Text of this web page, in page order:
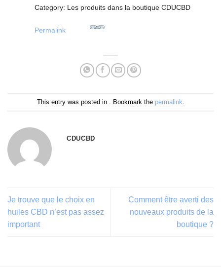
Category: Les produits dans la boutique CDUCBD
Permalink
This entry was posted in . Bookmark the permalink
CDUCBD
Je trouve que le choix en
huiles CBD n’est pas assez
important
Comment être averti des
nouveaux produits de la
boutique ?